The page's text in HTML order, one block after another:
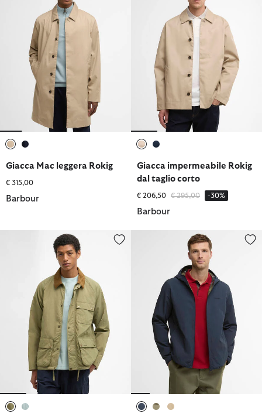
Giacca Mac leggera Rokig
€ 315,00
Barbour
Giacca impermeabile Rokig
dal taglio corto
€ 206,50 Prezzo ridotto da
€ 295,00a -30%
Barbour
Giacca antipioggia Modified SolwayGiacca impermeabile